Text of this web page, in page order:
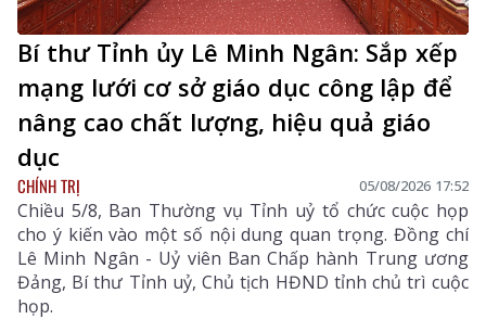
Bí thư Tỉnh ủy Lê Minh Ngân: Sắp xếp
mạng lưới cơ sở giáo dục công lập để
nâng cao chất lượng, hiệu quả giáo
dục
CHÍNH TRỊ 05/08/2026 17:52
Chiều 5/8, Ban Thường vụ Tỉnh uỷ tổ chức cuộc họp
cho ý kiến vào một số nội dung quan trọng. Đồng chí
Lê Minh Ngân - Uỷ viên Ban Chấp hành Trung ương
Đảng, Bí thư Tỉnh uỷ, Chủ tịch HĐND tỉnh chủ trì cuộc
họp.